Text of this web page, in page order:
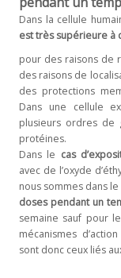
Dans la cellule
est très supérieure à
pour des raisons de
des raisons de
des protections
Dans une cellule
plusieurs ordres de
protéines.
Dans le cas
avec de l’oxyde
nous sommes dans le
doses pendant un
semaine sauf pour
mécanismes
sont donc ceux liés